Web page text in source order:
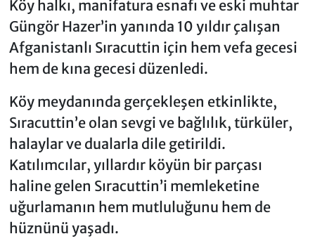
Köy halkı, manifatura esnafı ve eski muhtar
Güngör Hazer’in yanında 10 yıldır çalışan
Afganistanlı Sıracuttin için hem vefa gecesi
hem de kına gecesi düzenledi.
Köy meydanında gerçekleşen etkinlikte,
Sıracuttin’e olan sevgi ve bağlılık, türküler,
halaylar ve dualarla dile getirildi.
Katılımcılar, yıllardır köyün bir parçası
haline gelen Sıracuttin’i memleketine
uğurlamanın hem mutluluğunu hem de
hüznünü yaşadı.